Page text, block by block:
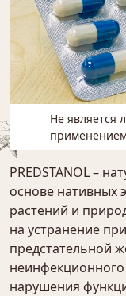
Не является
PREDSTANOL –
основе нативных
растений и
на устранение
предстательной
нарушения